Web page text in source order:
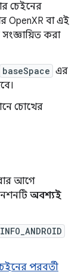
চেইনের
OpenXR বা এই
করা
baseSpace এর
চোখের
আগে
অবশ্যই
পরবর্তী